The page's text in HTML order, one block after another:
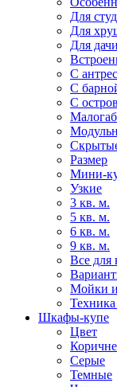
Для
Для
Для дачи
С
С
С
Размер
Мини-
Узкие
3 кв. м.
5 кв. м.
6 кв. м.
9 кв. м.
Все для
Мойки и
Шкафы-купе
Цвет
Серые
Темные